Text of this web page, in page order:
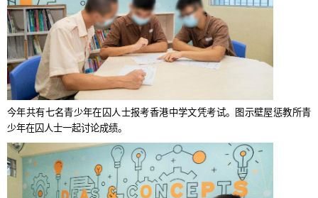
今年共有七名青少年在囚人士报考香港中学文凭考试。图示壁屋惩教所青
少年在囚人士一起讨论成绩。